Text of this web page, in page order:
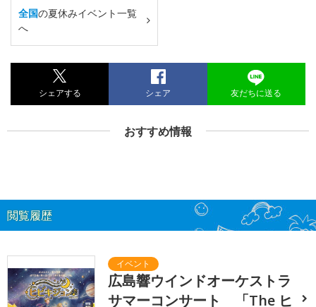
全国の夏休みイベント一覧
へ
シェアする シェア 友だちに送る
おすすめ情報
閲覧履歴
広島響ウインドオーケストラ
サマーコンサート 「The ヒ